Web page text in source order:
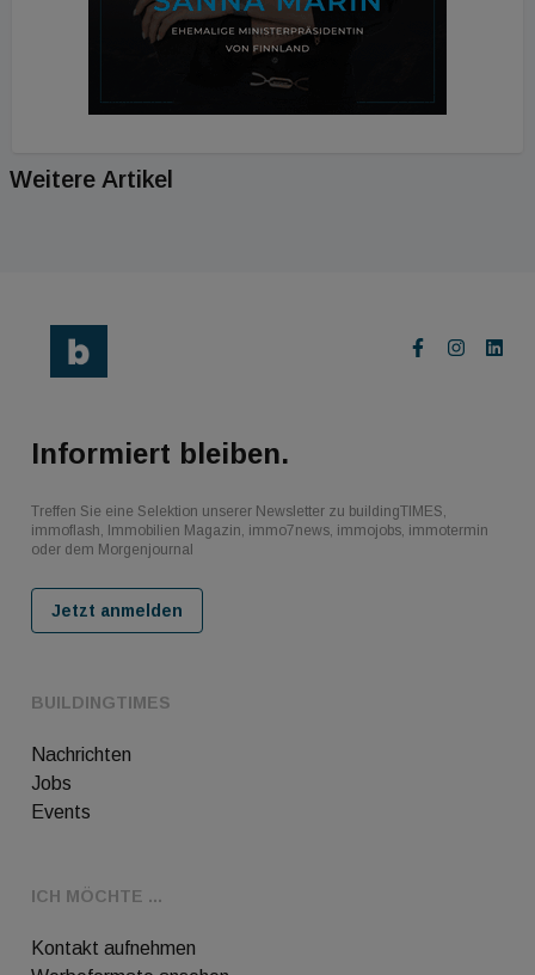
Weitere Artikel
BUILDINGTIMES
Nachrichten
Jobs
Events
ICH MÖCHTE ...
Kontakt aufnehmen
Informiert bleiben.
Treffen Sie eine Selektion unserer Newsletter zu buildingTIMES,
immoflash, Immobilien Magazin, immo7news, immojobs, immotermin
oder dem Morgenjournal
Jetzt anmelden